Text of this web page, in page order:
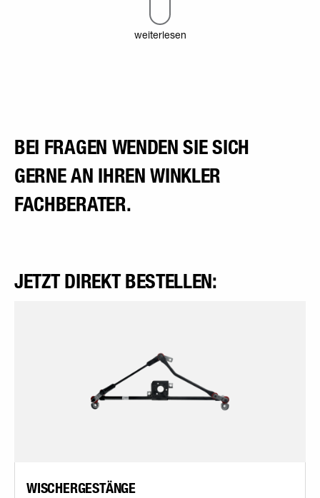
weiterlesen
BEI FRAGEN WENDEN SIE SICH
GERNE AN IHREN WINKLER
FACHBERATER.
JETZT DIREKT BESTELLEN:
WISCHERGESTÄNGE